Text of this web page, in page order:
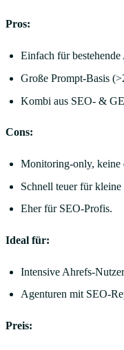
Pros:
Einfach für
Große Prompt-Basis
Kombi aus SEO- &
Cons:
Monitoring-only, keine
Schnell teuer für kleine
Eher für SEO-Profis.
Ideal für:
Intensive Ahrefs-
Agenturen mit SEO-
Preis: